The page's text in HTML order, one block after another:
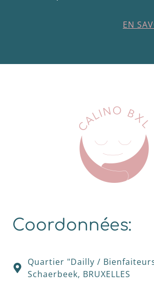
EN
Coordonnées:
Quartier "Dailly /
Schaerbeek, BRUXELLES